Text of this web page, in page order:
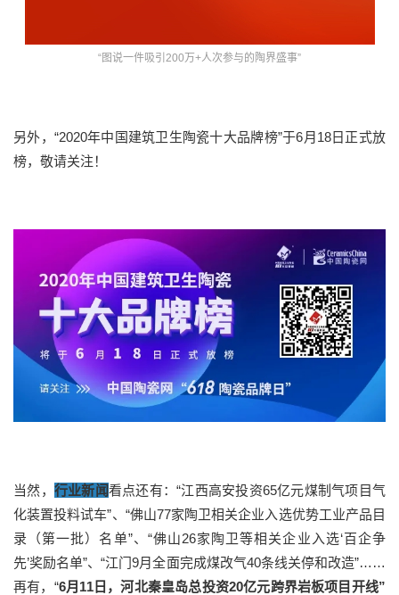
“图说一件吸引200万+人次参与的陶界盛事”
另外，“2020年中国建筑卫生陶瓷十大品牌榜”于6月18日正式放
榜，敬请关注！
当然， 行业新闻看点还有：“江西高安投资65亿元煤制气项目气
化装置投料试车”、“佛山77家陶卫相关企业入选优势工业产品目
录（第一批）名单”、“佛山26家陶卫等相关企业入选‘百企争
先’奖励名单”、“江门9月全面完成煤改气40条线关停和改造”……
再有，“6月11日，河北秦皇岛总投资20亿元跨界岩板项目开线”